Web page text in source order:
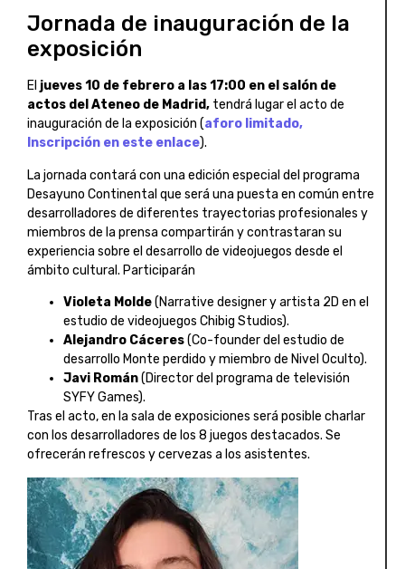
Jornada de inauguración de la
exposición
El jueves 10 de febrero a las 17:00 en el salón de
actos del Ateneo de Madrid, tendrá lugar el acto de
inauguración de la exposición (aforo limitado,
Inscripción en este enlace).
La jornada contará con una edición especial del programa
Desayuno Continental que será una puesta en común entre
desarrolladores de diferentes trayectorias profesionales y
miembros de la prensa compartirán y contrastaran su
experiencia sobre el desarrollo de videojuegos desde el
ámbito cultural. Participarán
Violeta Molde(Narrative designer y artista 2D en el
estudio de videojuegos Chibig Studios).
Alejandro Cáceres(Co-founder del estudio de
desarrollo Monte perdido y miembro de Nivel Oculto).
Javi Román(Director del programa de televisión
SYFY Games).
Tras el acto, en la sala de exposiciones será posible charlar
con los desarrolladores de los 8 juegos destacados. Se
ofrecerán refrescos y cervezas a los asistentes.